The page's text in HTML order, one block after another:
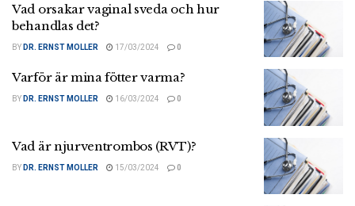
Vad orsakar vaginal sveda och hur
behandlas det?
BY DR. ERNST MOLLER 17/03/2024 0
Varför är mina fötter varma?
BY DR. ERNST MOLLER 16/03/2024 0
Vad är njurventrombos (RVT)?
BY DR. ERNST MOLLER 15/03/2024 0